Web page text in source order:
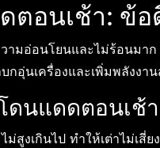
ตอนเช้า: ข้อ
ามอ่อนโยนและไม่ร้อนมา
กอุ่นเครื่องและเพิ่มพลังง
ดนแดดตอนเช้า
สูงเกินไป ทำให้เต่าไม่เสี่ย